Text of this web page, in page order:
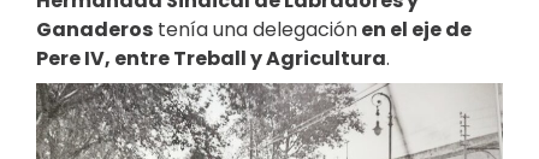
Ganaderos tenía una delegaciónen el eje de
Pere IV, entre Treball y Agricultura.